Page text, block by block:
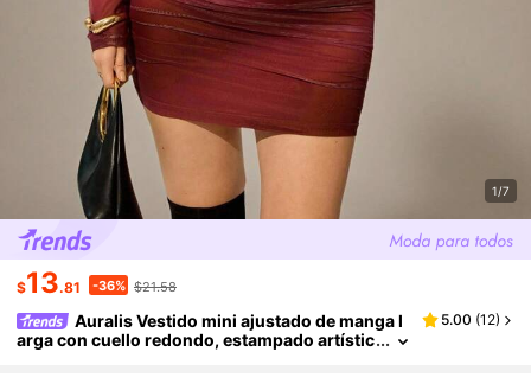
1/7
$13.81 -36% $21.58
Auralis Vestido mini ajustado de manga l
arga con cuello redondo, estampado artístic
5.00 (12)